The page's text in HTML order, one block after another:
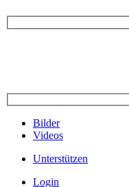
Bilder
Videos
Unterstützen
Login